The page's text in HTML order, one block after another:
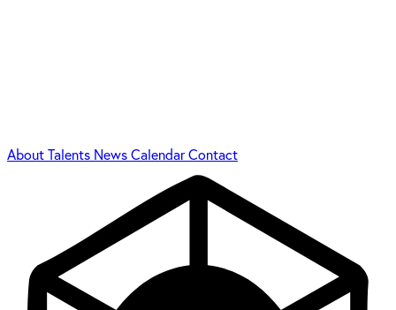
AboutTalents NewsCalendarContact